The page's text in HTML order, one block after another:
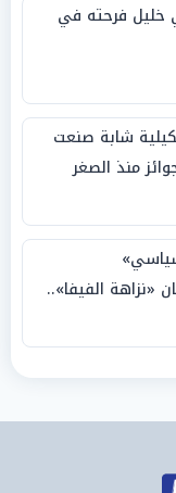
خليل فرحته في
شابة صنعت
منذ الصغر
«نزاهة الفيفا»..